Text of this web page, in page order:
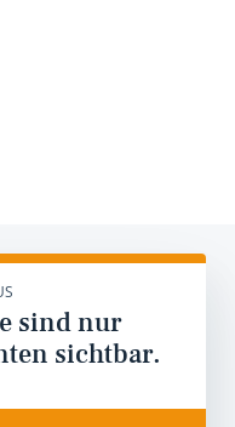
sind nur
sichtbar.